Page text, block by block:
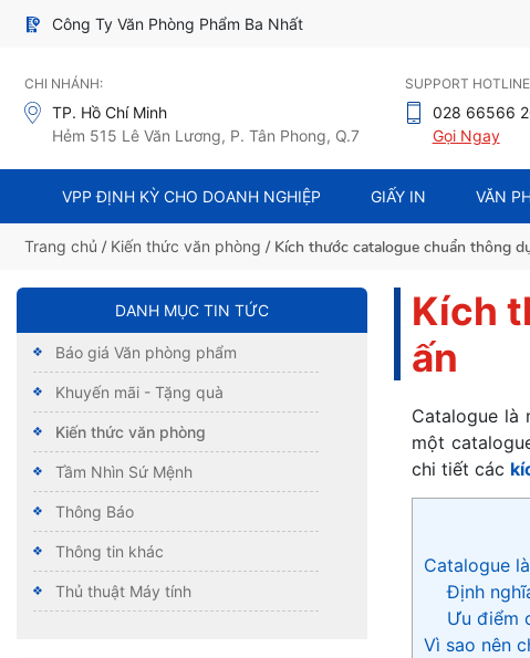
Công Ty Văn Phòng Phẩm Ba Nhất
CHI NHÁNH:
TP. Hồ Chí Minh
Hẻm 515 Lê Văn Lương, P. Tân Phong, Q.7
SUPPORT
028 66566
Gọi Ngay
VPP ĐỊNH KỲ CHO DOANH NGHIỆP GIẤY IN VĂN
Trang chủ / Kiến thức văn phòng / Kích thước catalogue chuẩn thông
DANH MỤC TIN TỨC
Báo giá Văn phòng phẩm
Khuyến mãi - Tặng quà
Kiến thức văn phòng
Tầm Nhìn Sứ Mệnh
Thông Báo
Thông tin khác
Thủ thuật Máy tính
Kích
ấn
Catalogue là
một
chi tiết các
Catalogue
Định
Ưu điểm
Vì sao nên